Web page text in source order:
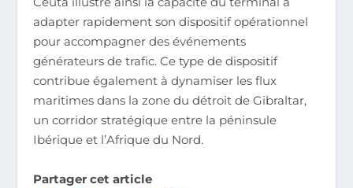
adapter rapidement son dispositif opérationnel
pour accompagner des événements
générateurs de trafic. Ce type de dispositif
contribue également à dynamiser les flux
maritimes dans la zone du détroit de Gibraltar,
un corridor stratégique entre la péninsule
Ibérique et l’Afrique du Nord.
Partager cet article